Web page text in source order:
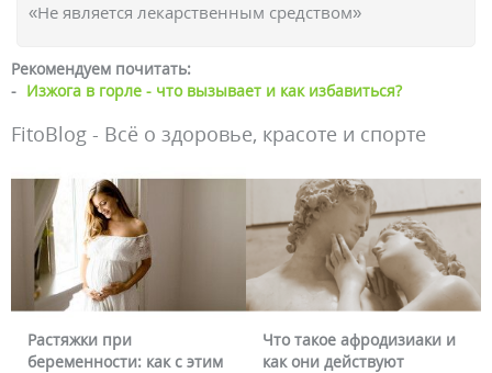
«Не является лекарственным средством»
Рекомендуем почитать:
- Изжога в горле - что вызывает и как избавиться?
FitoBlog - Всё о здоровье, красоте и спорте
Что такое афродизиаки и
как они действуют
Почему краснеет лицо и
можно ли это убрать